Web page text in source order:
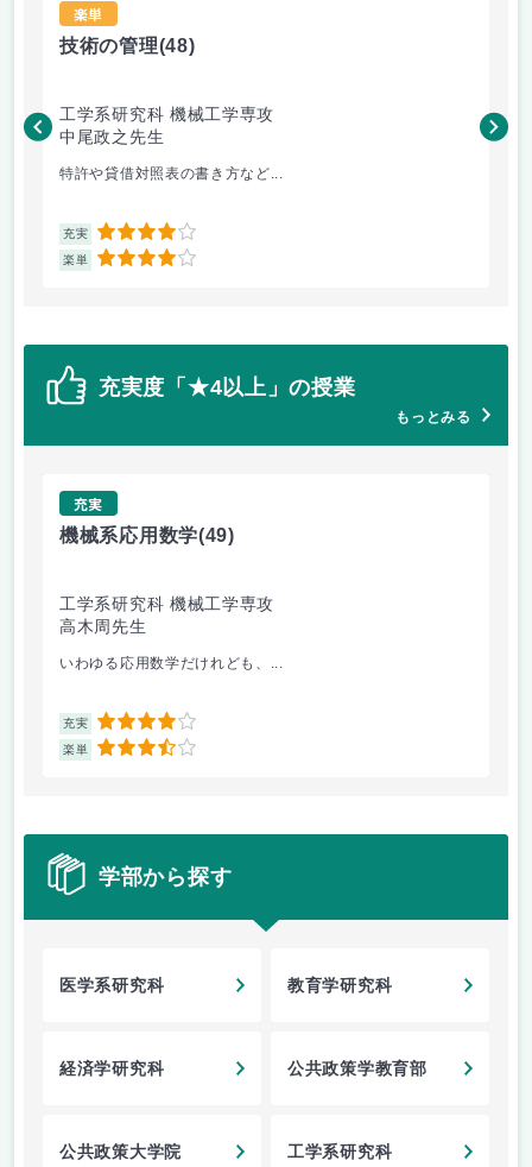
楽単
技術の管理(48)
工学系研究科 機械工学専攻
中尾政之先生
特許や貸借対照表の書き方など...
充実 4
楽単 4
佐
充実度「★4以上」の授業
もっとみる
充実
機械系応用数学(49)
工学系研究科 機械工学専攻
高木周先生
いわゆる応用数学だけれども、...
充実 4
楽単 3.5
学部から探す
医学系研究科 教育学研究科
経済学研究科 公共政策学教育部
公共政策大学院 工学系研究科